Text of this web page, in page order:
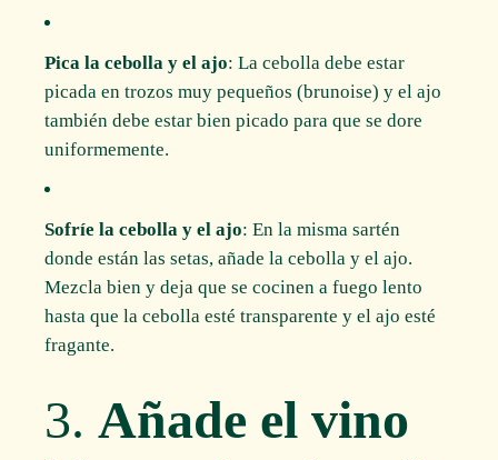
Pica la cebolla y el ajo: La cebolla debe estar
picada en trozos muy pequeños (brunoise) y el ajo
también debe estar bien picado para que se dore
uniformemente.
Sofríe la cebolla y el ajo: En la misma sartén
donde están las setas, añade la cebolla y el ajo.
Mezcla bien y deja que se cocinen a fuego lento
hasta que la cebolla esté transparente y el ajo esté
fragante.
3.Añade el vino